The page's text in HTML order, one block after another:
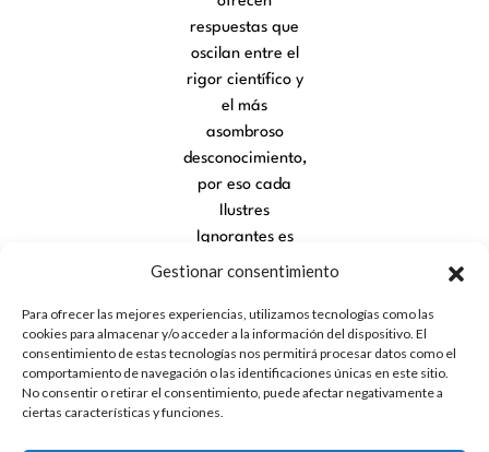
Gestionar consentimiento
Para ofrecer las mejores experiencias, utilizamos tecnologías como las
cookies para almacenar y/o acceder a la información del dispositivo. El
consentimiento de estas tecnologías nos permitirá procesar datos como el
comportamiento de navegación o las identificaciones únicas en este sitio.
No consentir o retirar el consentimiento, puede afectar negativamente a
ciertas características y funciones.
respuestas que
oscilan entre el
rigor científico y
el más
asombroso
desconocimiento,
por eso cada
Ilustres
Ignorantes es
irrepetible.
¡Imperdible!